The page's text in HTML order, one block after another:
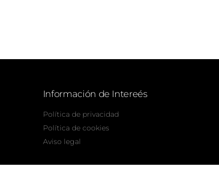
Información de Intereés
Política de privacidad
Política de cookies
Aviso legal